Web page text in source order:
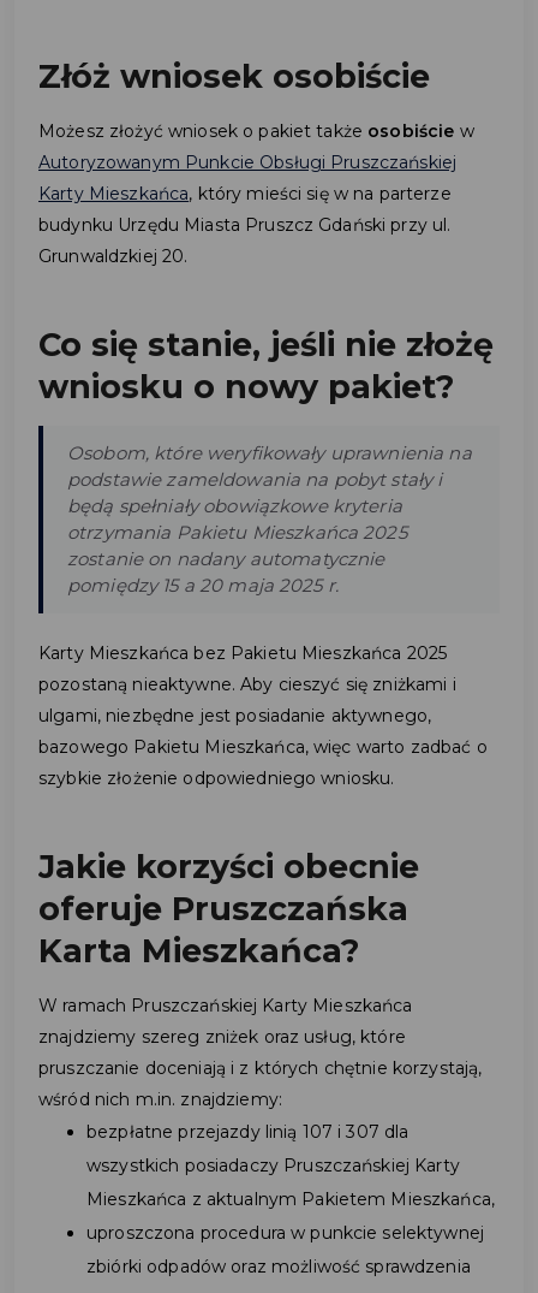
Złóż wniosek osobiście
Możesz złożyć wniosek o pakiet także osobiście w
Autoryzowanym Punkcie Obsługi Pruszczańskiej
Karty Mieszkańca, który mieści się w na parterze
budynku Urzędu Miasta Pruszcz Gdański przy ul.
Grunwaldzkiej 20.
Co się stanie, jeśli nie złożę
wniosku o nowy pakiet?
Osobom, które weryfikowały uprawnienia na
podstawie zameldowania na pobyt stały i
będą spełniały obowiązkowe kryteria
otrzymania Pakietu Mieszkańca 2025
zostanie on nadany automatycznie
pomiędzy 15 a 20 maja 2025 r.
Karty Mieszkańca bez Pakietu Mieszkańca 2025
pozostaną nieaktywne. Aby cieszyć się zniżkami i
ulgami, niezbędne jest posiadanie aktywnego,
bazowego Pakietu Mieszkańca, więc warto zadbać o
szybkie złożenie odpowiedniego wniosku.
Jakie korzyści obecnie
oferuje Pruszczańska
Karta Mieszkańca?
W ramach Pruszczańskiej Karty Mieszkańca
znajdziemy szereg zniżek oraz usług, które
pruszczanie doceniają i z których chętnie korzystają,
wśród nich m.in. znajdziemy:
bezpłatne przejazdy linią 107 i 307 dla
wszystkich posiadaczy Pruszczańskiej Karty
Mieszkańca z aktualnym Pakietem Mieszkańca,
uproszczona procedura w punkcie selektywnej
zbiórki odpadów oraz możliwość sprawdzenia